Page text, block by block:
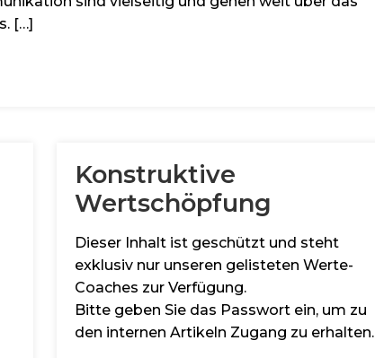
[…]
Konstruktive
Wertschöpfung
Dieser Inhalt ist geschützt und steht
exklusiv nur unseren gelisteten Werte-
Coaches zur Verfügung.
Bitte geben Sie das Passwort ein, um zu
den internen Artikeln Zugang zu erhalten.